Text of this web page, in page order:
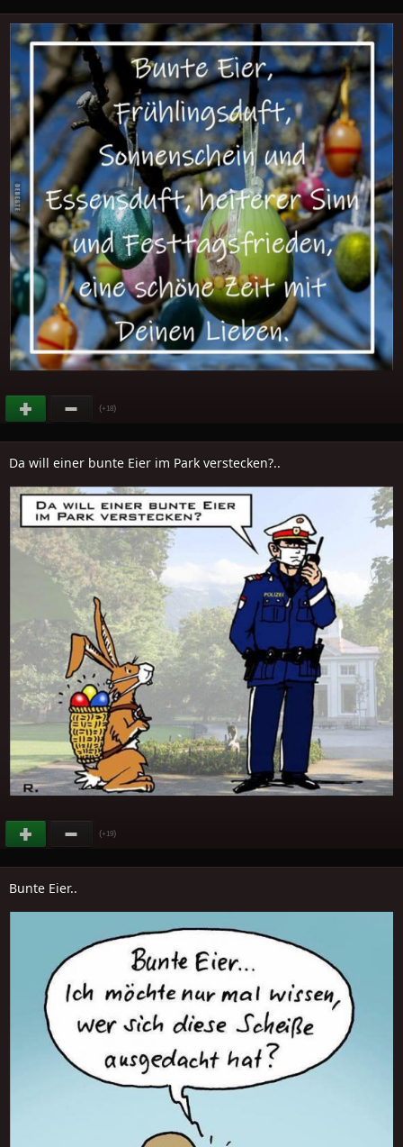
(+18)
Da will einer bunte Eier im Park verstecken?..
(+19)
Bunte Eier..